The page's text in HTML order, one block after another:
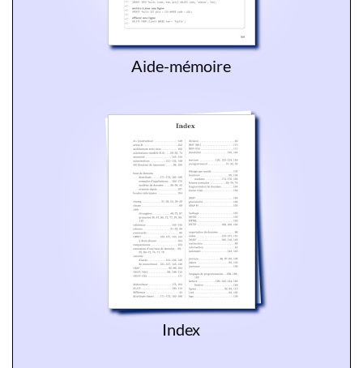
Aide-mémoire
Index